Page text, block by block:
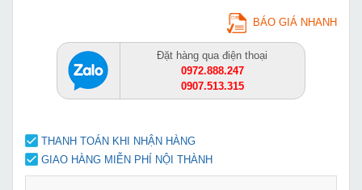
BÁO GIÁ NHANH
Đặt hàng qua điện thoại
0972.888.247
0907.513.315
THANH TOÁN KHI NHẬN HÀNG
GIAO HÀNG MIỄN PHÍ NỘI THÀNH